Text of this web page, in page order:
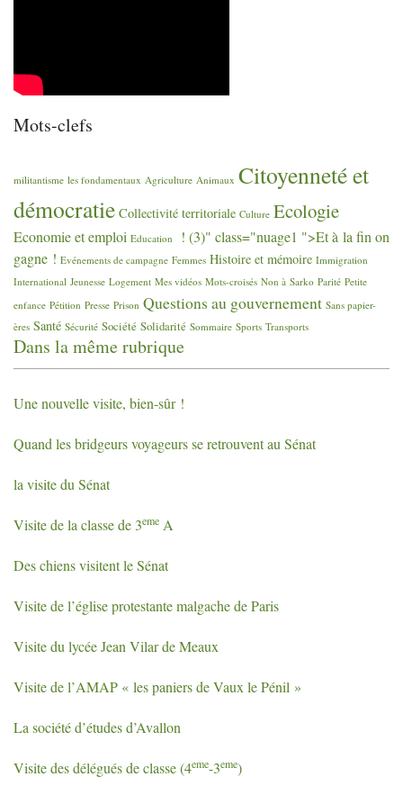
Mots-clefs
militantisme les fondamentaux Agriculture Animaux Citoyenneté et
démocratie Collectivité territoriale Culture Ecologie
Economie et emploi Education
! (3)" class="nuage1 ">Et à la fin on
gagne ! Evénements de campagne Femmes Histoire et mémoire Immigration
International Jeunesse Logement Mes vidéos Mots-croisés Non à Sarko Parité Petite
enfance Pétition Presse Prison Questions au gouvernement Sans papier-
ères Santé Sécurité Société Solidarité Sommaire Sports Transports
Dans la même rubrique
Une nouvelle visite, bien-sûr !
Quand les bridgeurs voyageurs se retrouvent au Sénat
la visite du Sénat
Visite de la classe de 3eme A
Des chiens visitent le Sénat
Visite de l’église protestante malgache de Paris
Visite du lycée Jean Vilar de Meaux
Visite de l’AMAP « les paniers de Vaux le Pénil »
La société d’études d’Avallon
Visite des délégués de classe (4eme-3eme)